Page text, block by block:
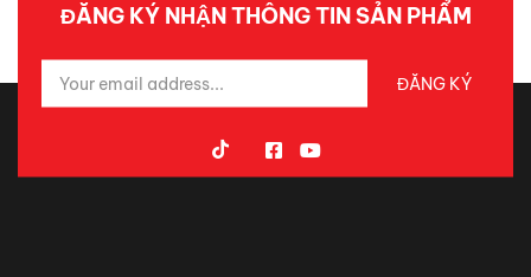
ĐĂNG KÝ NHẬN THÔNG TIN SẢN PHẨM